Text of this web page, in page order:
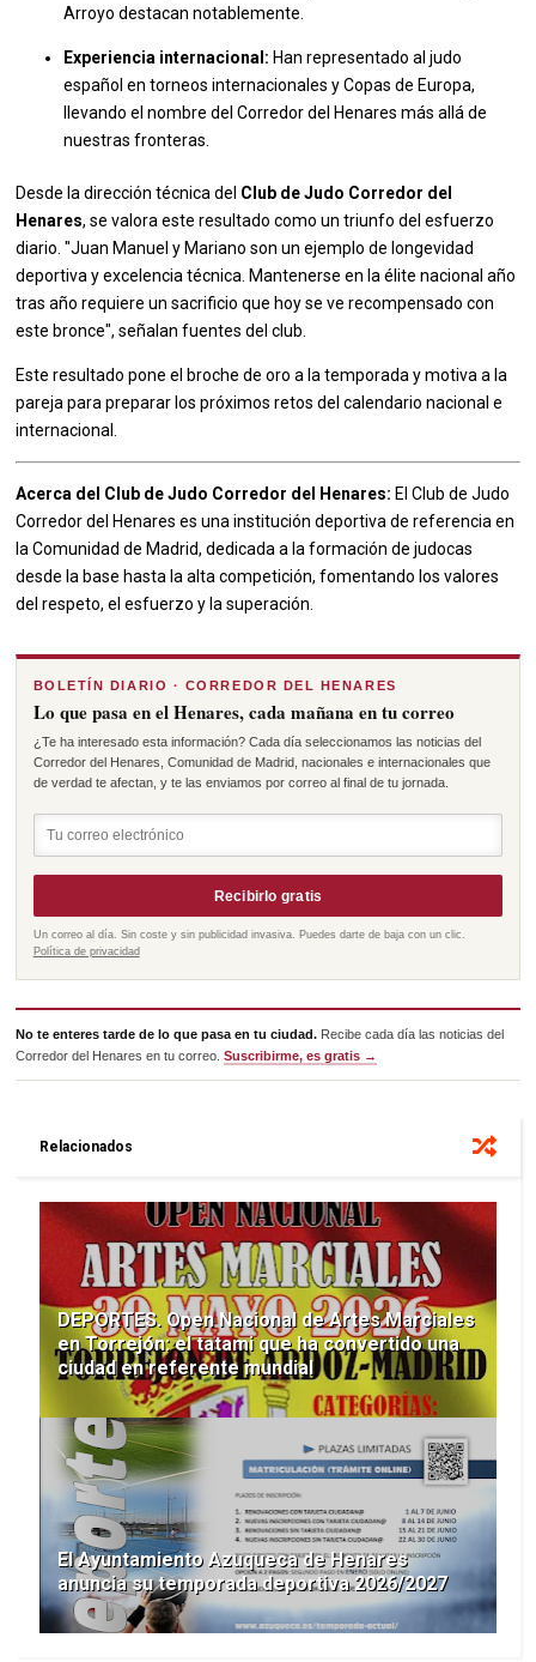
Arroyo destacan notablemente.
Experiencia internacional: Han representado al judo
español en torneos internacionales y Copas de Europa,
llevando el nombre del Corredor del Henares más allá de
nuestras fronteras.
Desde la dirección técnica del Club de Judo Corredor del
Henares, se valora este resultado como un triunfo del esfuerzo
diario. "Juan Manuel y Mariano son un ejemplo de longevidad
deportiva y excelencia técnica. Mantenerse en la élite nacional año
tras año requiere un sacrificio que hoy se ve recompensado con
este bronce", señalan fuentes del club.
Este resultado pone el broche de oro a la temporada y motiva a la
pareja para preparar los próximos retos del calendario nacional e
internacional.
Acerca del Club de Judo Corredor del Henares: El Club de Judo
Corredor del Henares es una institución deportiva de referencia en
la Comunidad de Madrid, dedicada a la formación de judocas
desde la base hasta la alta competición, fomentando los valores
del respeto, el esfuerzo y la superación.
BOLETÍN DIARIO · CORREDOR DEL HENARES
Lo que pasa en el Henares, cada mañana en tu correo
¿Te ha interesado esta información? Cada día seleccionamos las noticias del
Corredor del Henares, Comunidad de Madrid, nacionales e internacionales que
de verdad te afectan, y te las enviamos por correo al final de tu jornada.
Recibirlo gratis
Un correo al día. Sin coste y sin publicidad invasiva. Puedes darte de baja con un clic.
Política de privacidad
No te enteres tarde de lo que pasa en tu ciudad. Recibe cada día las noticias del
Corredor del Henares en tu correo.Suscribirme, es gratis →
Relacionados
DEPORTES. Open Nacional de Artes Marciales
en Torrejón: el tatami que ha convertido una
ciudad en referente mundial
El Ayuntamiento Azuqueca de Henares
anuncia su temporada deportiva 2026/2027